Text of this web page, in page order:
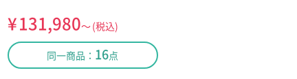
¥131,980～(税込)
同一商品： 16点